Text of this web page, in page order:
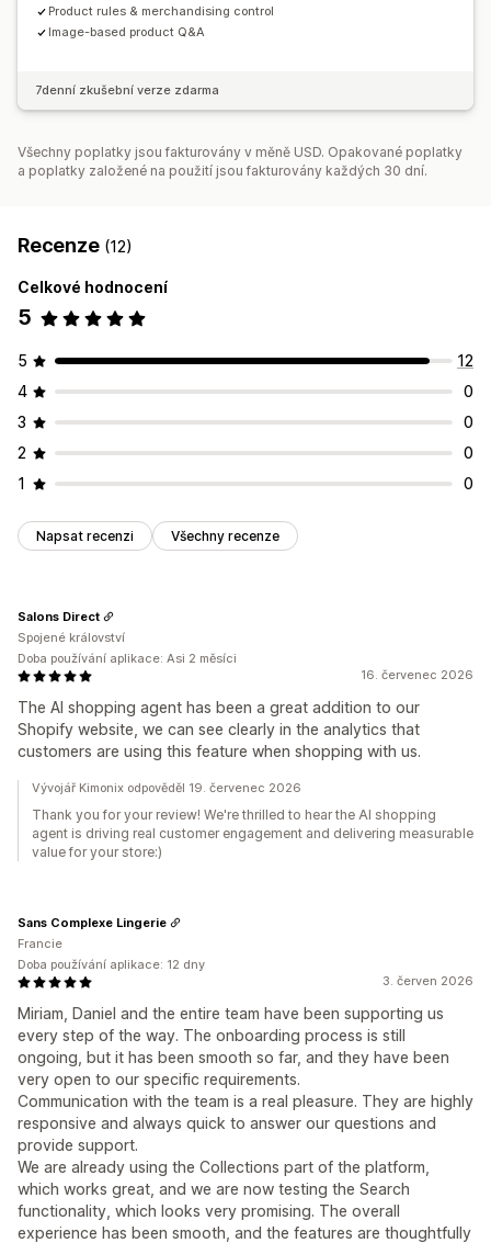
Product rules & merchandising control
Image-based product Q&A
7denní zkušební verze zdarma
Všechny poplatky jsou fakturovány v měně USD. Opakované poplatky
a poplatky založené na použití jsou fakturovány každých 30 dní.
Recenze (12)
Celkové hodnocení
5
5
12
4
0
3
0
2
0
1
0
Napsat recenzi Všechny recenze
16. červenec 2026
The AI shopping agent has been a great addition to our
Shopify website, we can see clearly in the analytics that
customers are using this feature when shopping with us.
Salons Direct
Spojené království
Doba používání aplikace: Asi 2 měsíci
Vývojář Kimonix odpověděl 19. červenec 2026
Thank you for your review! We're thrilled to hear the AI shopping
agent is driving real customer engagement and delivering measurable
value for your store:)
3. červen 2026
Miriam, Daniel and the entire team have been supporting us
every step of the way. The onboarding process is still
ongoing, but it has been smooth so far, and they have been
very open to our specific requirements.
Communication with the team is a real pleasure. They are highly
responsive and always quick to answer our questions and
provide support.
We are already using the Collections part of the platform,
which works great, and we are now testing the Search
functionality, which looks very promising. The overall
experience has been smooth, and the features are thoughtfully
Sans Complexe Lingerie
Francie
Doba používání aplikace: 12 dny